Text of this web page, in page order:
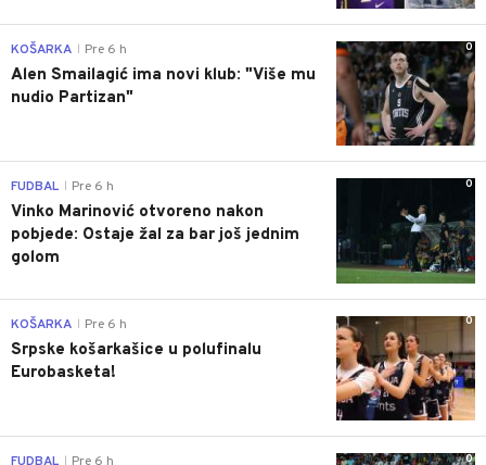
0
KOŠARKA Pre 6 h
Alen Smailagić ima novi klub: "Više mu
nudio Partizan"
0
FUDBAL Pre 6 h
Vinko Marinović otvoreno nakon
pobjede: Ostaje žal za bar još jednim
golom
0
KOŠARKA Pre 6 h
Srpske košarkašice u polufinalu
Eurobasketa!
0